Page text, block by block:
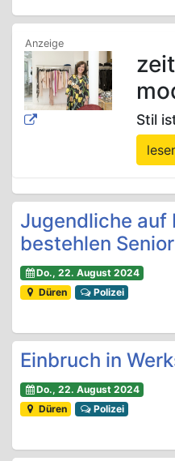
Stil
Jugendliche auf
bestehlen
Do., 22. August 2024
Düren
Polizei
Einbruch in
Do., 22. August 2024
Düren
Polizei